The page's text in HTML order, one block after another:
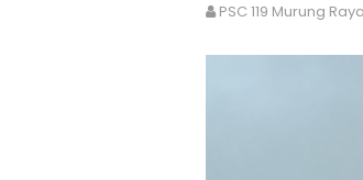
PSC 119 Murung Raya